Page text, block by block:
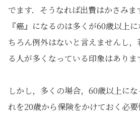
でます．そうなれば出費はかさみま
『癌』になるのは多くが60歳以上
ちろん例外はないと言えませんし
る人が多くなっている印象はありま
しかし，多くの場合，60歳以上に
れを20歳から保険をかけておく必